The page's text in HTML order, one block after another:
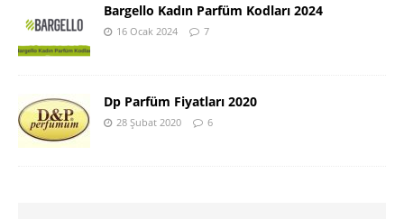
Bargello Kadın Parfüm Kodları 2024
16 Ocak 2024 7
Dp Parfüm Fiyatları 2020
28 Şubat 2020 6